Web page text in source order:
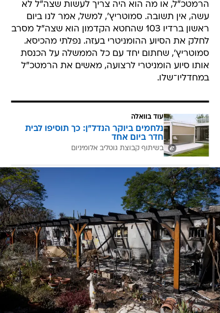
הרמטכ"ל, או מה הוא היה צריך לעשות שצה"ל לא
עשה, אין תשובה. סמוטריץ', למשל, אמר לנו ביום
ראשון ברדיו 103 שהחטא הקדמון הוא שצה"ל מסרב
לחלק את הסיוע ההומניטרי בעזה. נפלתי מהכיסא.
סמוטריץ', שחתום יחד עם כל הממשלה על הכנסת
אותו סיוע הומניטרי לרצועה, מאשים את הרמטכ"ל
במחדליו־שלו.
עוד בוואלה
נלחמים ביוקר הנדל"ן: כך תוסיפו לבית
חדר ביום אחד
בשיתוף קבוצת גוטליב אלומיניום